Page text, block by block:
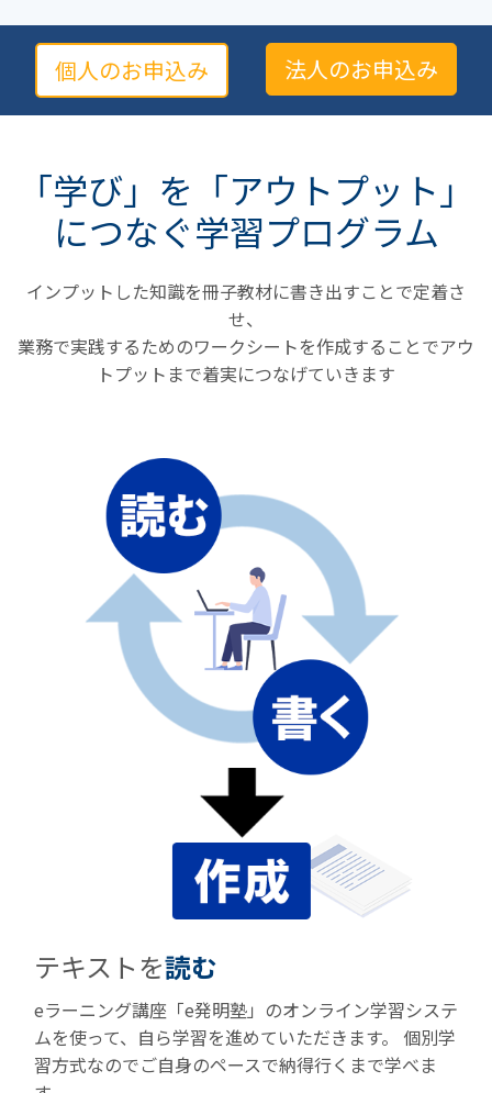
個人のお申込み 法人のお申込み
「学び」を「アウトプット」
につなぐ学習プログラム
インプットした知識を冊子教材に書き出すことで定着さ
せ、
業務で実践するためのワークシートを作成することでアウ
トプットまで着実につなげていきます
テキストを読む
eラーニング講座「e発明塾」のオンライン学習システ
ムを使って、自ら学習を進めていただきます。 個別学
習方式なのでご自身のペースで納得行くまで学べま